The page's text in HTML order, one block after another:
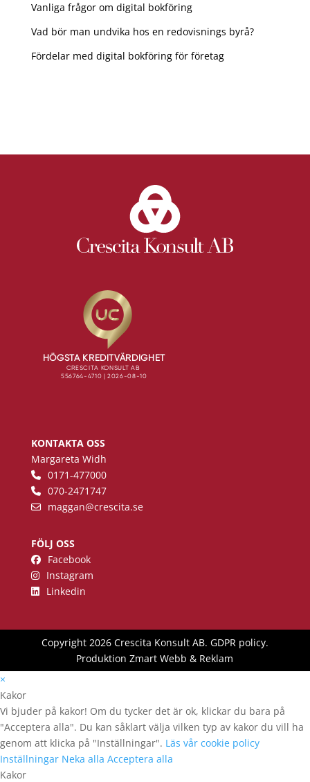
Vanliga frågor om digital bokföring
Vad bör man undvika hos en redovisnings byrå?
Fördelar med digital bokföring för företag
KONTAKTA OSS
Margareta Widh
0171-477000
070-2471747
maggan@crescita.se
FÖLJ OSS
Facebook
Instagram
Linkedin
Copyright 2026 Crescita Konsult AB. GDPR policy.
ProduktionZmart Webb & Reklam
×
Kakor
Vi bjuder på kakor! Om du tycker det är ok, klickar du bara på
"Acceptera alla". Du kan såklart välja vilken typ av kakor du vill ha
genom att klicka på "Inställningar". Läs vår cookie policy
Inställningar Neka alla Acceptera alla
Kakor